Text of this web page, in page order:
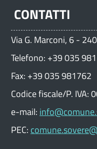
CONTATTI
Via G. Marconi, 6 -
Telefono: +39 035
Fax: +39 035 981762
Codice fiscale/P. IVA:
e-mail:
PEC: